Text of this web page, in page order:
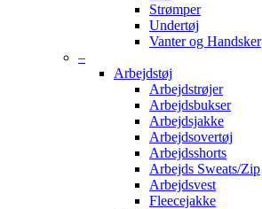
Strømper
Undertøj
Vanter og Handsker
–
Arbejdstøj
Arbejdstrøjer
Arbejdsbukser
Arbejdsjakke
Arbejdsovertøj
Arbejdsshorts
Arbejds Sweats/Zip
Arbejdsvest
Fleecejakke